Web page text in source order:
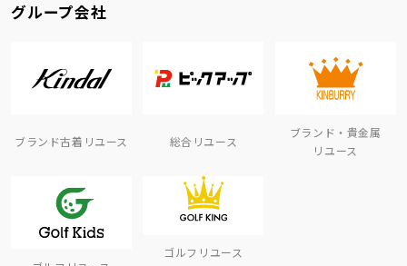
グループ会社
ブランド古着リユース 総合リユース
ブランド・貴金属
リユース
ゴルフリユース